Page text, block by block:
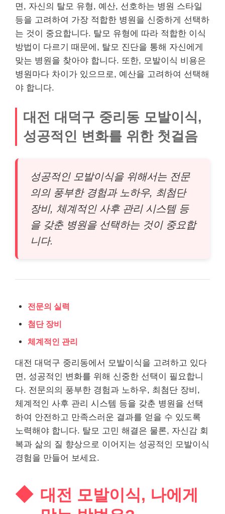
면, 자신의 탈모 유형, 예산, 선호하는 병원 스타일
등을 고려하여 가장 적합한 병원을 신중하게 선택하
는 것이 중요합니다. 탈모 유형에 따라 적합한 이식
방법이 다르기 때문에, 탈모 진단을 통해 자신에게
맞는 병원을 찾아야 합니다. 또한, 모발이식 비용은
병원마다 차이가 있으므로, 예산을 고려하여 선택해
야 합니다.
대전 대덕구 중리동 모발이식,
성공적인 변화를 위한 첫걸음
성공적인 모발이식을 위해서는 전문
의의 풍부한 경험과 노하우, 최첨단
장비, 체계적인 사후 관리 시스템 등
을 갖춘 병원을 선택하는 것이 중요합
니다.
전문의 실력
첨단 장비
체계적인 관리
대전 대덕구 중리동에서 모발이식을 고려하고 있다
면, 성공적인 변화를 위해 신중한 선택이 필요합니
다. 전문의의 풍부한 경험과 노하우, 최첨단 장비,
체계적인 사후 관리 시스템 등을 갖춘 병원을 선택
하여 안전하고 만족스러운 결과를 얻을 수 있도록
노력해야 합니다. 탈모 고민 해결은 물론, 자신감 회
복과 삶의 질 향상으로 이어지는 성공적인 모발이식
경험을 만들어 보세요.
대전 모발이식, 나에게